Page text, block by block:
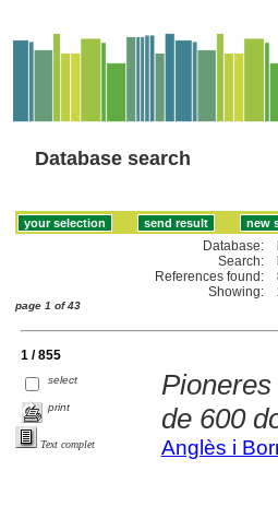
Database search
Database:
Search:
References found:
Showing:
page 1 of 43
1 / 855
select
print
Text complet
de 600
Anglès i